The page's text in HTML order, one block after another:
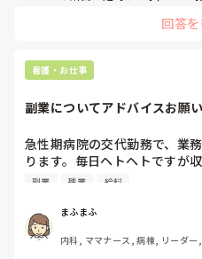
りました。座って記録する余
たになりました。
ワークライフバランスは、病
しか取れません。前後残業も
クライフバランスは整ってな
でもシフトは結構相談に乗っ
望で出せたので助かりました
大きな病院なのでシステムも
でていて安心でした。
二カ所目は定時が8時半～17時
憩もフルで取れて残業ありま
回答
看護・お仕事
副業についてアドバイスお願
急性期病院の交代勤務で、業
ります。毎日ヘトヘトですが
に知識をつける時間がなかな
副業 残業 給料
まふまふ
内科, ママナース, 病棟, リーダー